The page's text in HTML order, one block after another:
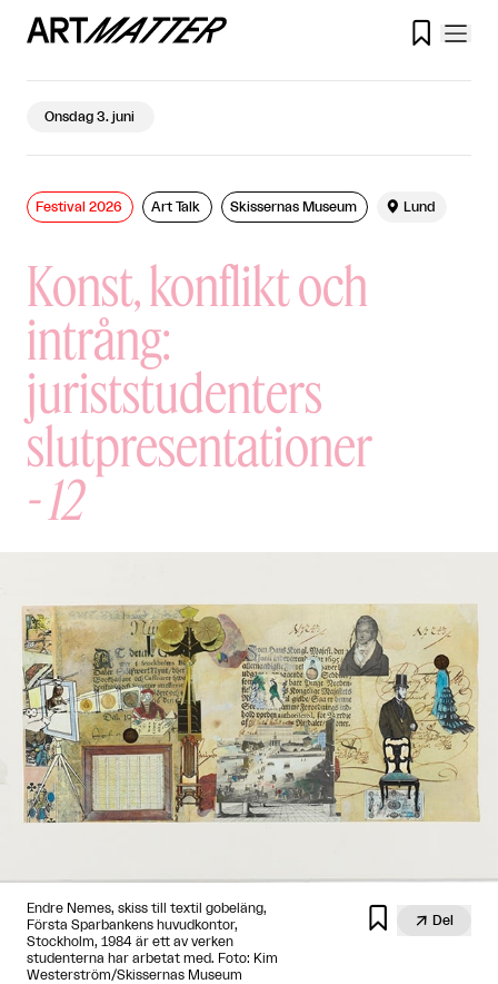

Onsdag 3. juni
Konst, konflikt och
intrång:
juriststudenters
slutpresentationer
-12
Festival 2026 Art Talk Skissernas Museum  Lund
Endre Nemes, skiss till textil gobeläng,
Första Sparbankens huvudkontor,
Stockholm, 1984 är ett av verken
studenterna har arbetat med. Foto: Kim
Westerström/Skissernas Museum
  Del